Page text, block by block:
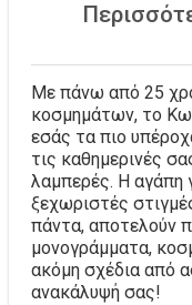
Με πάνω από 25
κοσμημάτων, το
εσάς τα πιο
τις καθημερινές
λαμπερές. Η αγάπη
ξεχωριστές
πάντα, αποτελούν
μονογράμματα,
ακόμη σχέδια από
ανακάλυψή σας!